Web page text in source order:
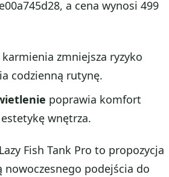
a cena wynosi 499
karmienia zmniejsza ryzyko
codzienną rutynę.
poprawia komfort
wnętrza.
Fish Tank Pro to propozycja
nowoczesnego podejścia do